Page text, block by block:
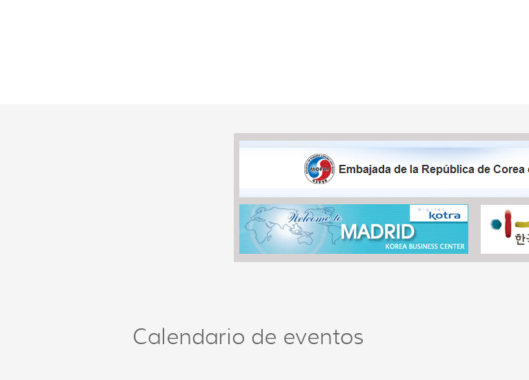
Calendario de eventos